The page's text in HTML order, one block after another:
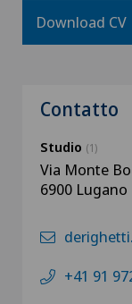
Download CV
Contatto
Studio (1)
Via Monte
6900 Lugano
+41 91